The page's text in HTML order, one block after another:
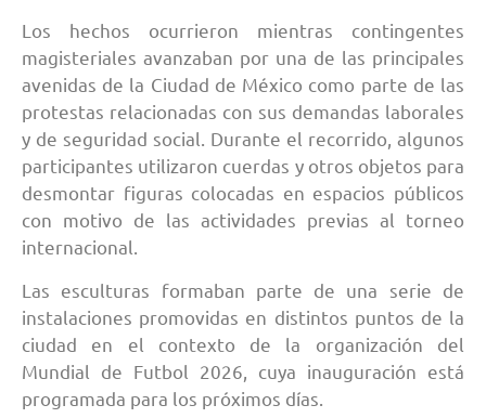
Los hechos ocurrieron mientras contingentes
magisteriales avanzaban por una de las principales
avenidas de la Ciudad de México como parte de las
protestas relacionadas con sus demandas laborales
y de seguridad social. Durante el recorrido, algunos
participantes utilizaron cuerdas y otros objetos para
desmontar figuras colocadas en espacios públicos
con motivo de las actividades previas al torneo
internacional.
Las esculturas formaban parte de una serie de
instalaciones promovidas en distintos puntos de la
ciudad en el contexto de la organización del
Mundial de Futbol 2026, cuya inauguración está
programada para los próximos días.